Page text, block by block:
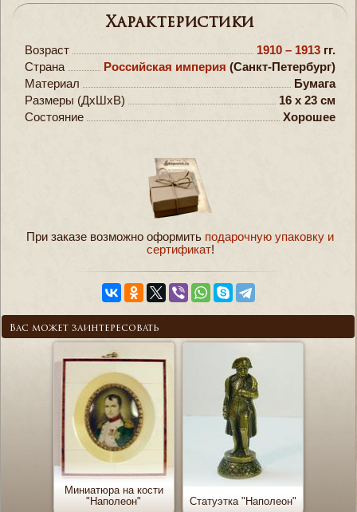
Характеристики
Возраст 1910 – 1913 гг.
Страна
Российская империя (Санкт-Петербург)
Материал
Бумага
Размеры (ДxШxВ)
16 x 23 см
Состояние
Хорошее
При заказе возможно оформить подарочную упаковку и
сертификат!
Вас может заинтересовать
Миниатюра на кости
"Наполеон"
Статуэтка "Наполеон"